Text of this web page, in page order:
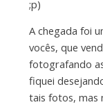
;p)
A chegada foi
vocês, que
fotografando
fiquei
tais fotos, mas